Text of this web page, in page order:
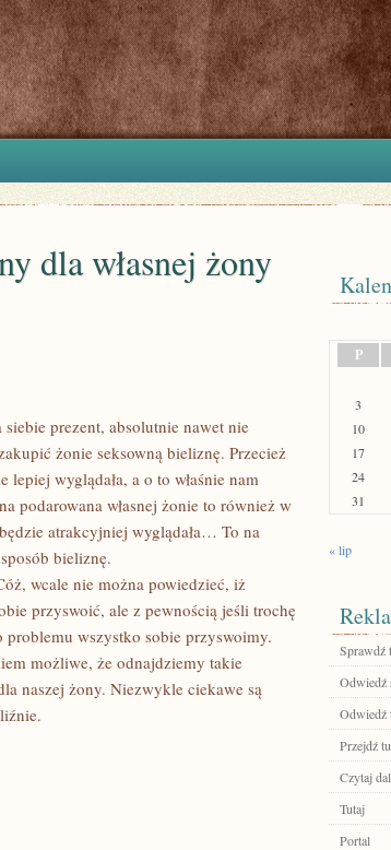
dla własnej żony
prezent, absolutnie nawet nie
żonie seksowną bieliznę. Przecież
wyglądała, a o to właśnie nam
podarowana własnej żonie to również w
atrakcyjniej wyglądała… To na
bieliznę.
wcale nie można powiedzieć, iż
przyswoić, ale z pewnością jeśli trochę
wszystko sobie przyswoimy.
możliwe, że odnajdziemy takie
naszej żony. Niezwykle ciekawe są
P
3
10
17
24
31
« lip
Sprawdź
Odwiedź
Odwiedź
Przejdź
Czytaj
Tutaj
Portal